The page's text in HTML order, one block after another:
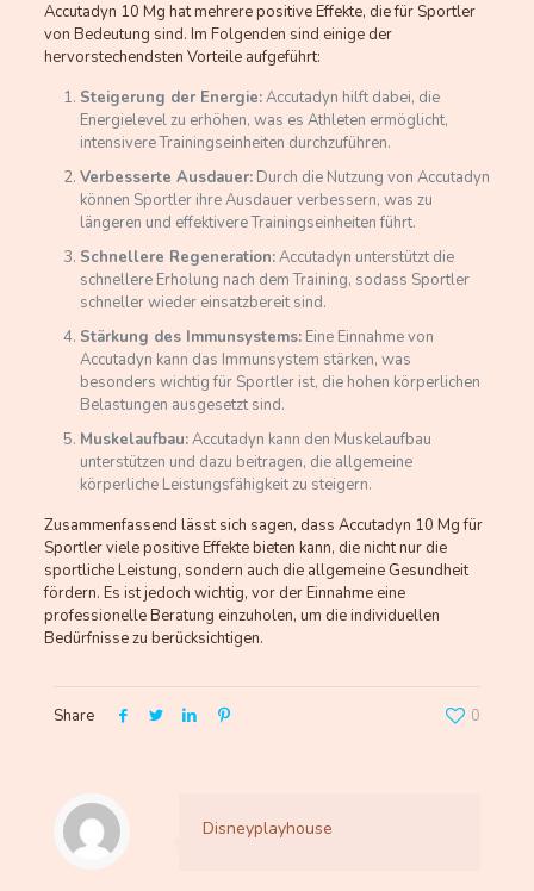
Accutadyn 10 Mg hat mehrere positive Effekte, die für Sportler
von Bedeutung sind. Im Folgenden sind einige der
hervorstechendsten Vorteile aufgeführt:
Steigerung der Energie:Accutadyn hilft dabei, die
Energielevel zu erhöhen, was es Athleten ermöglicht,
intensivere Trainingseinheiten durchzuführen.
Verbesserte Ausdauer:Durch die Nutzung von Accutadyn
können Sportler ihre Ausdauer verbessern, was zu
längeren und effektivere Trainingseinheiten führt.
Schnellere Regeneration:Accutadyn unterstützt die
schnellere Erholung nach dem Training, sodass Sportler
schneller wieder einsatzbereit sind.
Stärkung des Immunsystems:Eine Einnahme von
Accutadyn kann das Immunsystem stärken, was
besonders wichtig für Sportler ist, die hohen körperlichen
Belastungen ausgesetzt sind.
Muskelaufbau:Accutadyn kann den Muskelaufbau
unterstützen und dazu beitragen, die allgemeine
körperliche Leistungsfähigkeit zu steigern.
Zusammenfassend lässt sich sagen, dass Accutadyn 10 Mg für
Sportler viele positive Effekte bieten kann, die nicht nur die
sportliche Leistung, sondern auch die allgemeine Gesundheit
fördern. Es ist jedoch wichtig, vor der Einnahme eine
professionelle Beratung einzuholen, um die individuellen
Bedürfnisse zu berücksichtigen.
Share 0
Disneyplayhouse